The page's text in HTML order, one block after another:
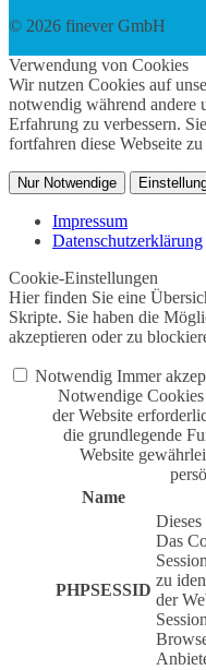
© 2026 finever GmbH
Verwendung von Cookies
Wir nutzen Cookies auf
notwendig während andere
Erfahrung zu verbessern.
fortfahren diese Webseite
Nur Notwendige
Impressum
Datenschutzerklärung
Cookie-Einstellungen
Hier finden Sie eine
Skripte. Sie haben die
akzeptieren oder zu
Notwendig Immer
Notwendige
der Website
die grundlegende
Website
Name
PHPSESSID
Das
zu
der